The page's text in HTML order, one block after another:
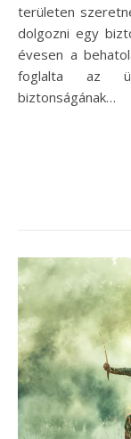
területen
dolgozni egy
évesen a
foglalta az
biztonságának…